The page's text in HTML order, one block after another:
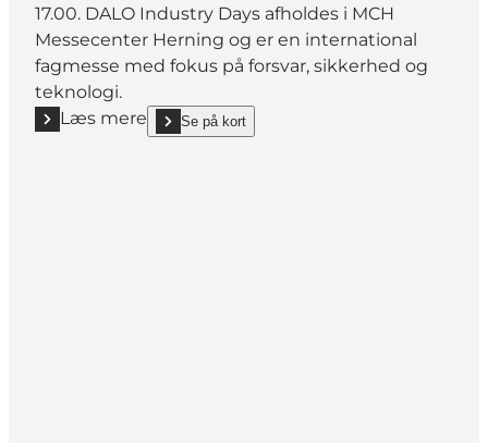
17.00. DALO Industry Days afholdes i MCH
Messecenter Herning og er en international
fagmesse med fokus på forsvar, sikkerhed og
teknologi.
Læs mere
Læs mere "DALO Industry Days"
Se på kort
show DALO Industry Days on_map